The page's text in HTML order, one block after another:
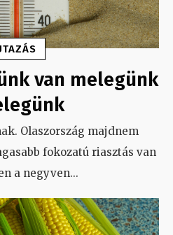
van melegünk
Olaszország majdnem
fokozatú riasztás van
a negyven...